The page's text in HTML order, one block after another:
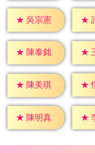
★ 吳宗憲 ★
★ 陳泰銘 ★
★ 陳美琪 ★
★ 陳明真 ★